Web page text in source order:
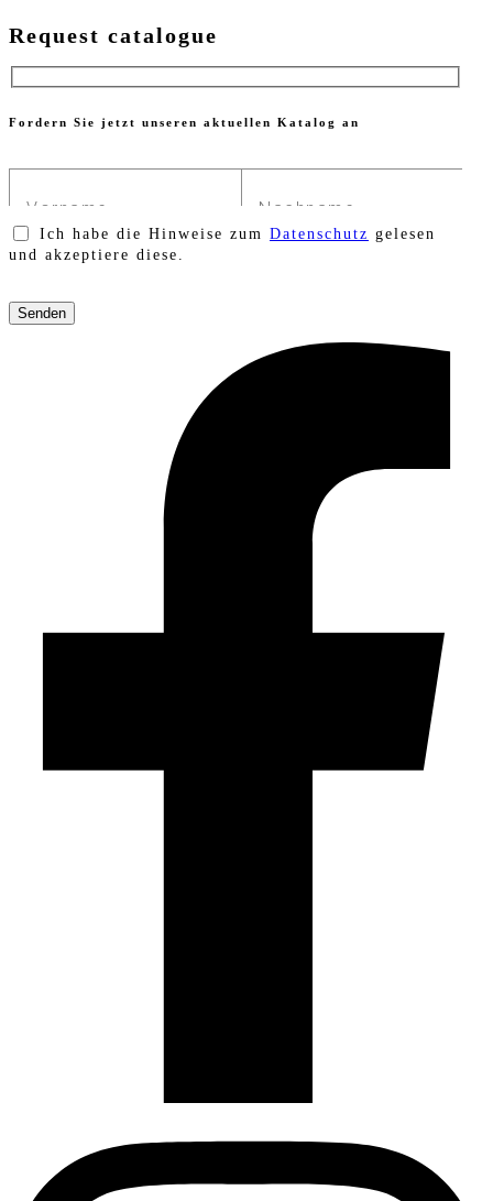
Request catalogue
Fordern Sie jetzt unseren aktuellen Katalog an
Ich habe die Hinweise zum Datenschutz gelesen
und akzeptiere diese.
lasse